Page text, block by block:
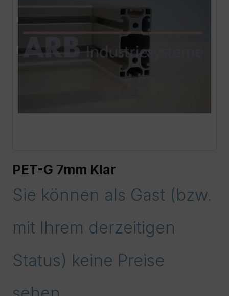
PET-G 7mm Klar
Sie können als Gast (bzw.
mit Ihrem derzeitigen
Status) keine Preise